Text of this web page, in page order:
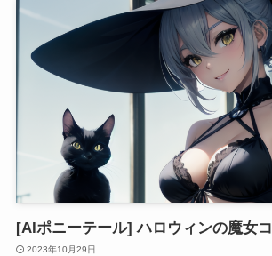
[AIポニーテール] ハロウィンの魔女
2023年10月29日